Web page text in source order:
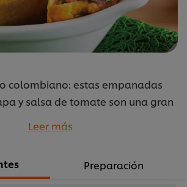
colombiano: estas empanadas
y salsa de tomate son una gran
Leer más
Preparación